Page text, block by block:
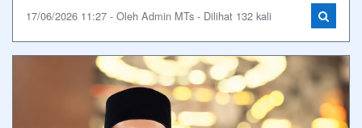
17/06/2026 11:27 - Oleh Admin MTs - Dilihat 132 kali